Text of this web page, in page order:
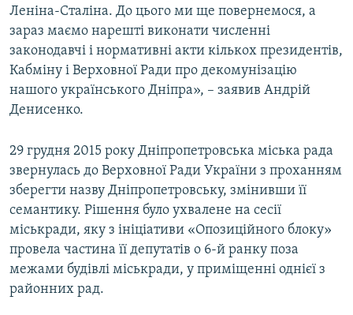
Леніна-Сталіна. До цього ми ще повернемося, а
зараз маємо нарешті виконати численні
законодавчі і нормативні акти кількох президентів,
Кабміну і Верховної Ради про декомунізацію
нашого українського Дніпра», – заявив Андрій
Денисенко.
29 грудня 2015 року Дніпропетровська міська рада
звернулась до Верховної Ради України з проханням
зберегти назву Дніпропетровську, змінивши її
семантику. Рішення було ухвалене на сесії
міськради, яку з ініціативи «Опозиційного блоку»
провела частина її депутатів о 6-й ранку поза
межами будівлі міськради, у приміщенні однієї з
районних рад.